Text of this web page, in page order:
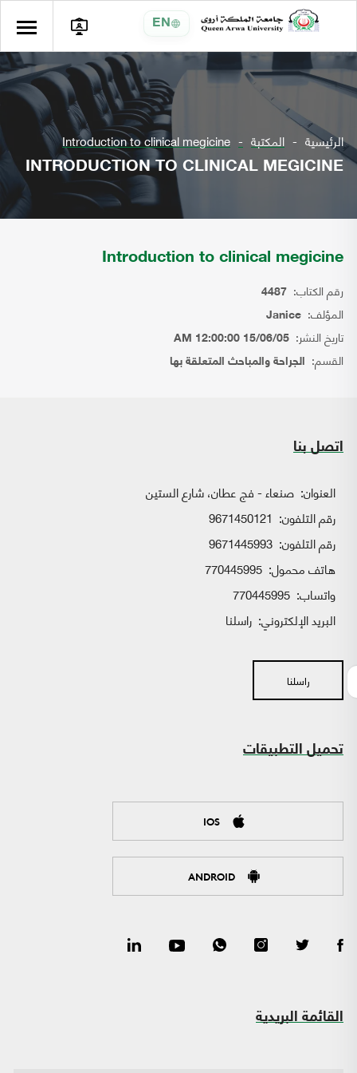
EN
الرئيسية المكتبة Introduction to clinical megicine
INTRODUCTION TO CLINICAL MEGICINE
Introduction to clinical megicine
رقم الكتاب: 4487
المؤلف: Janice
تاريخ النشر: 15/06/05 12:00:00 AM
القسم: الجراحة والمباحث المتعلقة بها
اتصل بنا
العنوان: صنعاء - فج عطان، شارع الستين
رقم التلفون: 9671450121
رقم التلفون: 9671445993
هاتف محمول: 770445995
واتساب:
البريد الإلكتروني: راسلنا
راسلنا
تحميل التطبيقات
IOS
ANDROID
القائمة البريدية